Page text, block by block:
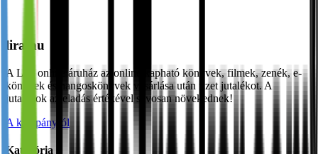
lira.hu
A Líra online áruház az online kapható könyvek, filmek, zenék, e-
könyvek és hangoskönyvek vásárlása után fizet jutalékot. A
jutalékok az eladás értékével sávosan növekednek!
A kampányról
Kategória